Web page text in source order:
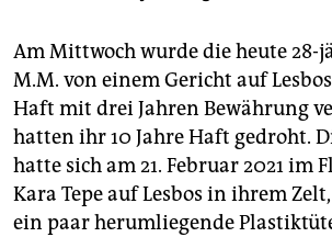
shop
fragen & hilfe
unterstützen
abo
genossenschaft
epaper login
Am Mittwoch wurde die heute 28-
M.M. von einem Gericht auf
Haft mit drei Jahren Bewährung
hatten ihr 10 Jahre Haft gedroht.
hatte sich am 21. Februar 2021 im
Kara Tepe auf Lesbos in ihrem
ein paar herumliegende